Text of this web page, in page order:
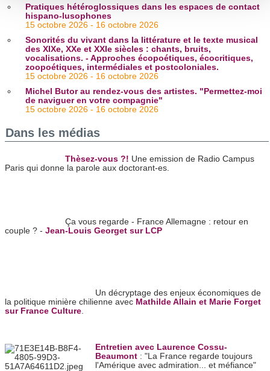
personnelles et définir vos préférences, reportez-vous à la
section « Détails ». Vous pouvez modifier ou retirer votre
consentement à tout moment à partir de la déclaration sur
les cookies.
Les cookies nous permettent de personnaliser le contenu
et les annonces, d'offrir des fonctionnalités relatives aux
médias sociaux et d'analyser notre trafic. Nous
notre site avec nos partenaires de médias sociaux, de
d'autres informations que vous leur avez fournies ou qu'ils
Pratiques hétéroglossiques dans les espaces de contact
hispano-lusophones
15 octobre 2026 - 16 octobre 2026
Sonorités du vivant dans la littérature et le texte musical
des XIXe, XXe et XXIe siècles : chants, bruits,
vocalisations. - Approches écopoétiques, écocritiques,
zoopoétiques, intermédiales et postcoloniales.
15 octobre 2026 - 16 octobre 2026
Michel Butor au rendez-vous des artistes. "Permettez-moi
de naviguer en votre compagnie"
15 octobre 2026 - 16 octobre 2026
Dans les médias
Thèsez-vous ?! Une emission de Radio Campus
Paris qui donne la parole aux doctorant-es.
Ça vous regarde - France Allemagne : retour en
couple ? - Jean-Louis Georget sur LCP
Un décryptage des enjeux économiques de
la politique minière chilienne avec Mathilde Allain et Marie Forget
sur France Culture.
Entretien avec Laurence Cossu-
Beaumont : "La France regarde toujours
l'Amérique avec admiration... et méfiance"